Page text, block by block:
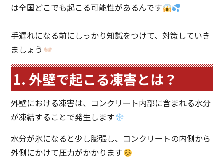
は全国どこでも起こる可能性があるんです
手遅れになる前にしっかり知識をつけて、対策していき
ましょう
1. 外壁で起こる凍害とは？
外壁における凍害は、コンクリート内部に含まれる水分
が凍結することで発生します
水分が氷になると少し膨張し、コンクリートの内側から
外側にかけて圧力がかかります